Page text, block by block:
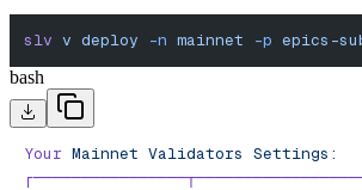
slv v deploy -n mainnet -p epics-
bash
Your Mainnet Validators Settings: